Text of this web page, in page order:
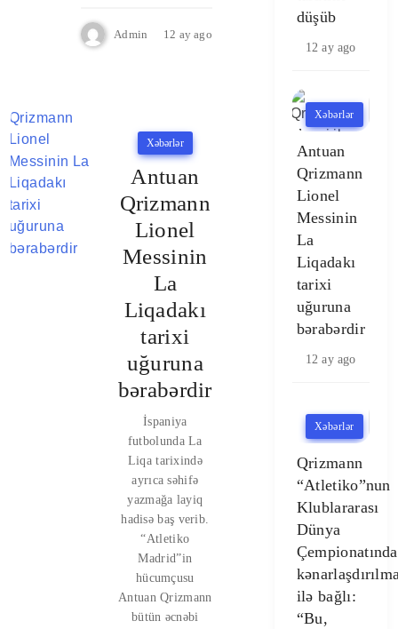
Admin 12 ay ago
Xəbərlər
Antuan
Qrizmann
Lionel
Messinin
La
Liqadakı
tarixi
uğuruna
bərabərdir
İspaniya
futbolunda La
Liqa tarixində
ayrıca səhifə
yazmağa layiq
hadisə baş verib.
“Atletiko
Madrid”in
hücumçusu
Antuan Qrizmann
bütün əcnəbi
düşüb
12 ay ago
Xəbərlər
Antuan
Qrizmann
Lionel
Messinin
La
Liqadakı
tarixi
uğuruna
bərabərdir
12 ay ago
Xəbərlər
Qrizmann
“Atletiko”nun
Klublararası
Dünya
ilə bağlı:
“Bu,